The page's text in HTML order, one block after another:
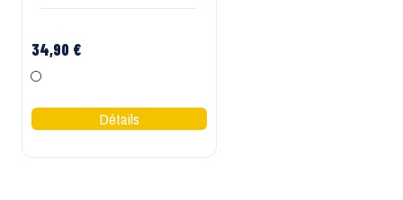
34,90 €
Gris Jaune